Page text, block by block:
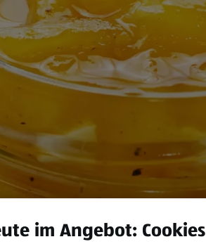
im Angebot: Cookies